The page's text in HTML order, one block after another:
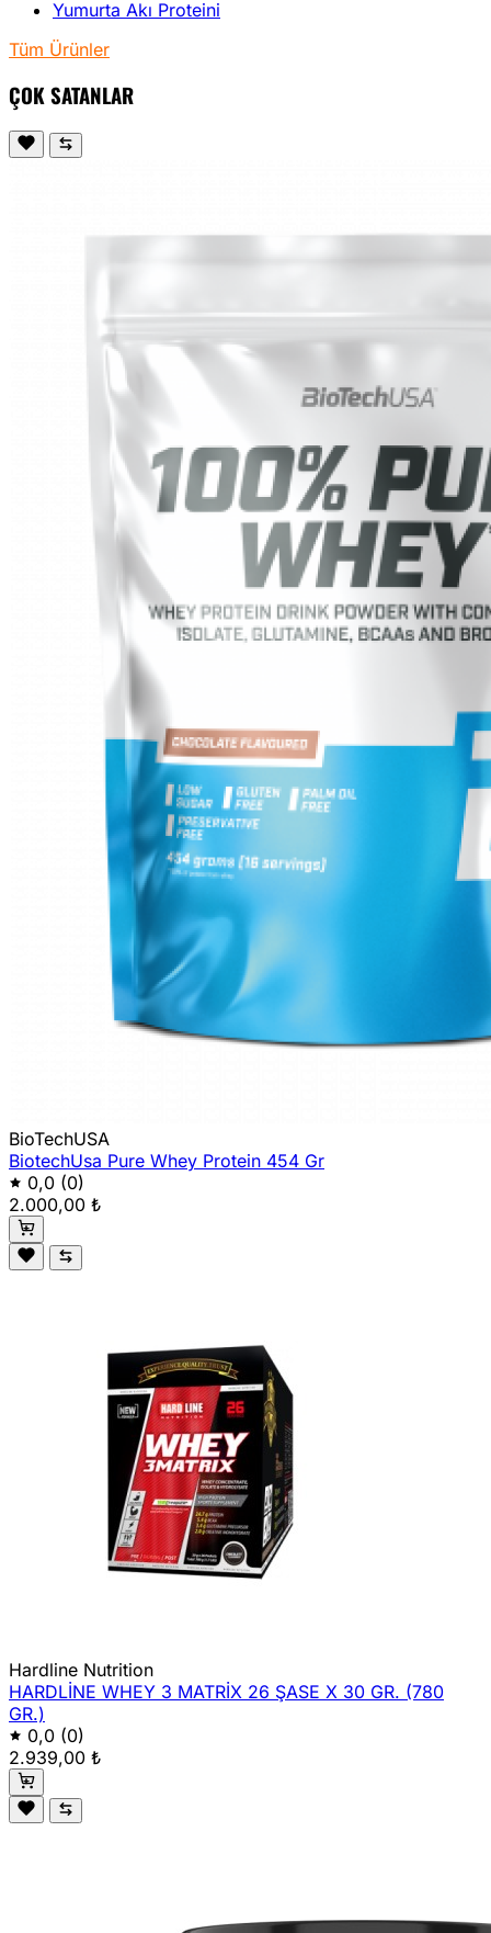
Yumurta Akı Proteini
Tüm Ürünler
ÇOK SATANLAR
BioTechUSA
BiotechUsa Pure Whey Protein 454 Gr
0,0 (0)
2.000,00 ₺
Hardline Nutrition
HARDLİNE WHEY 3 MATRİX 26 ŞASE X 30 GR. (780
GR.)
0,0 (0)
2.939,00 ₺